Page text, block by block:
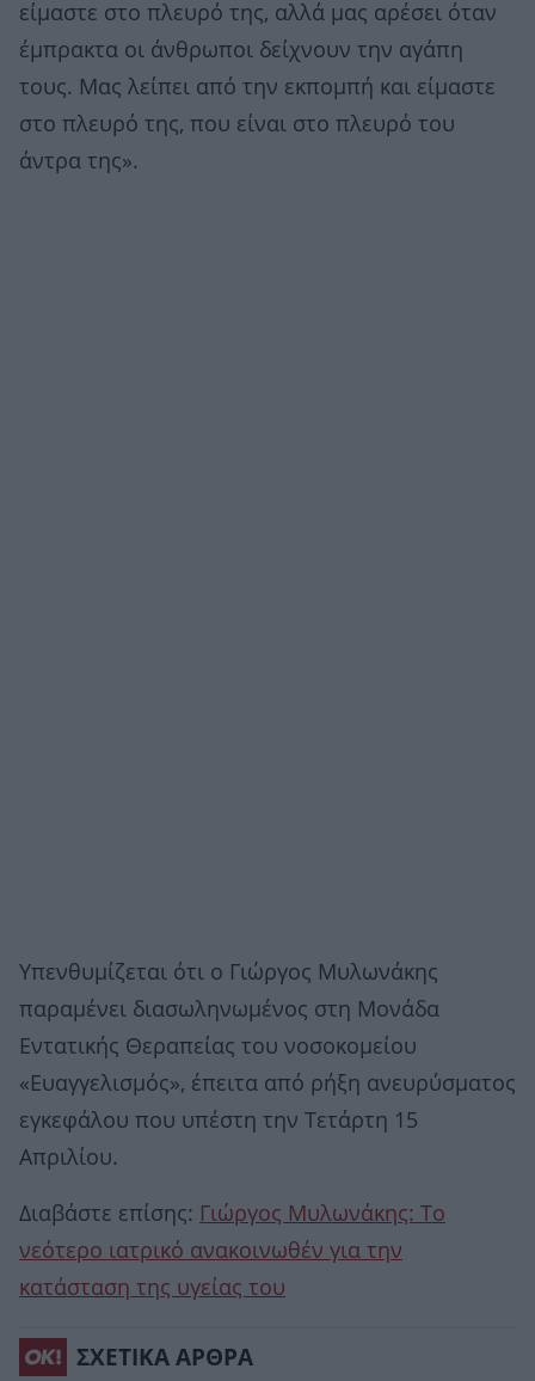
είμαστε στο πλευρό της, αλλά μας αρέσει όταν
έμπρακτα οι άνθρωποι δείχνουν την αγάπη
τους. Μας λείπει από την εκπομπή και είμαστε
στο πλευρό της, που είναι στο πλευρό του
άντρα της».
Υπενθυμίζεται ότι ο Γιώργος Μυλωνάκης
παραμένει διασωληνωμένος στη Μονάδα
Εντατικής Θεραπείας του νοσοκομείου
«Ευαγγελισμός», έπειτα από ρήξη ανευρύσματος
εγκεφάλου που υπέστη την Τετάρτη 15
Απριλίου.
Διαβάστε επίσης: Γιώργος Μυλωνάκης: Το
νεότερο ιατρικό ανακοινωθέν για την
κατάσταση της υγείας του
ΣΧΕΤΙΚΑ ΑΡΘΡΑ